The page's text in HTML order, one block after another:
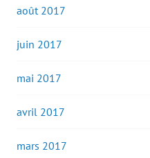
août 2017
juin 2017
mai 2017
avril 2017
mars 2017